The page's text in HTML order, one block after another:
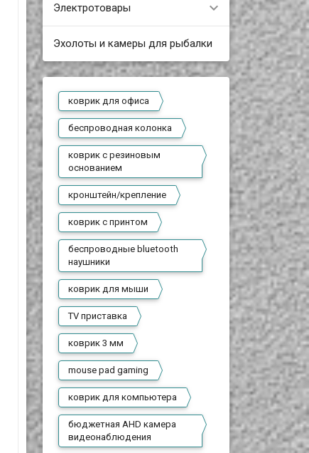
Электротовары
Эхолоты и камеры для рыбалки
коврик для офиса
беспроводная колонка
коврик с резиновым
основанием
кронштейн/крепление
коврик с принтом
беспроводные bluetooth
наушники
коврик для мыши
TV приставка
коврик 3 мм
mouse pad gaming
коврик для компьютера
бюджетная AHD камера
видеонаблюдения